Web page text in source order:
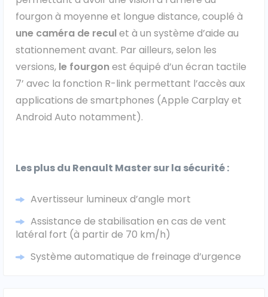
fourgon à moyenne et longue distance, couplé à
une caméra de reculet à un système d’aide au
stationnement avant. Par ailleurs, selon les
versions, le fourgonest équipé d’un écran tactile
7’ avec la fonction R-link permettant l’accès aux
applications de smartphones (Apple Carplay et
Android Auto notamment).
Les plus du Renault Master sur la sécurité :
Avertisseur lumineux d’angle mort
Assistance de stabilisation en cas de vent
latéral fort (à partir de 70 km/h)
Système automatique de freinage d’urgence